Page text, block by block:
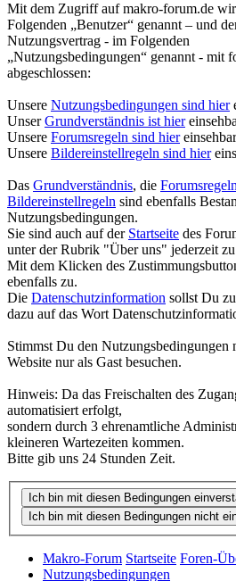
Mit dem Zugriff auf makro-forum.de
Folgenden „Benutzer“ genannt – und
Nutzungsvertrag - im Folgenden
„Nutzungsbedingungen“ genannt - mit
abgeschlossen:
Unsere Nutzungsbedingungen sind hier
UnserGrundverständnis ist hier
Unsere Forumsregeln sind hier
Unsere Bildereinstellregeln sind hier
Das Grundverständnis, die
Bildereinstellregeln sind ebenfalls
Nutzungsbedingungen.
Sie sind auch auf der Startseite des
unter der Rubrik "Über uns" jederzeit
Mit dem Klicken des
ebenfalls zu.
Die Datenschutzinformation sollst Du
dazu auf das Wort
Stimmst Du den Nutzungsbedingungen
Website nur als Gast besuchen.
Hinweis: Da das Freischalten des
automatisiert erfolgt,
sondern durch 3 ehrenamtliche
kleineren Wartezeiten kommen.
Bitte gib uns 24 Stunden Zeit.
Makro-Forum Startseite Foren-
Nutzungsbedingungen